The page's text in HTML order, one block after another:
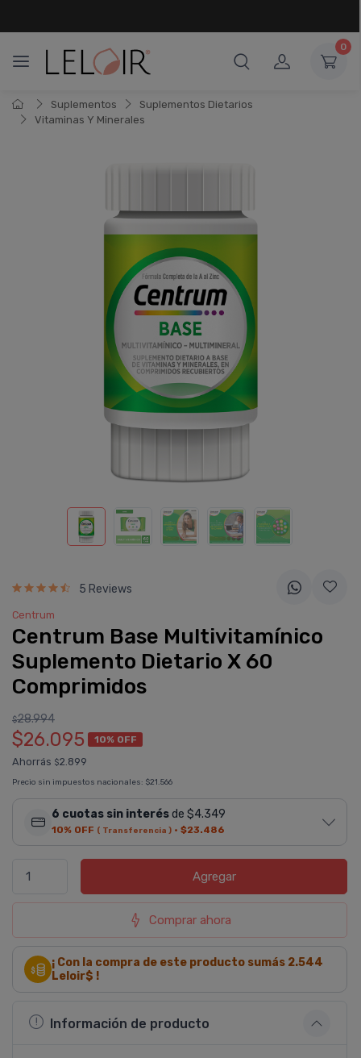
0
Suplementos
Suplementos Dietarios
Vitaminas Y Minerales
5 Reviews
Centrum
Centrum Base Multivitamí­nico
Suplemento Dietario X 60
Comprimidos
$28.994
$26.095 10% OFF
Ahorrás $2.899
Precio sin impuestos nacionales: $21.566
6 cuotas sin interésde $4.349
10% OFF ( Transferencia ) · $23.486
Agregar
Comprar ahora
¡ Con la compra de este producto sumás 2.544
Leloir$ !
Información de producto